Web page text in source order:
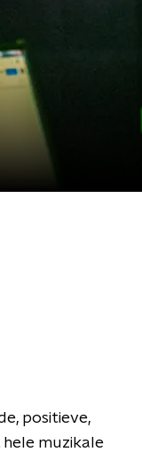
positieve,
hele muzikale